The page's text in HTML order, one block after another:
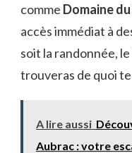
comme Domaine
accès immédiat à
soit la randonnée,
trouveras de quoi
A lire aussi
Aubrac : votre